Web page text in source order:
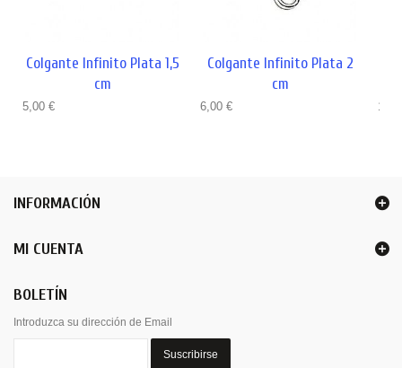
Colgante Infinito Plata 1,5
cm
5,00 €
Colgante Infinito Plata 2
cm
6,00 €
INFORMACIÓN
MI CUENTA
BOLETÍN
Introduzca su dirección de Email
Suscribirse